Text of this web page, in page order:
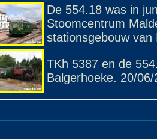
De 554.18 was in
Stoomcentrum
stationsgebouw
TKh 5387 en de
Balgerhoeke. 20/06/